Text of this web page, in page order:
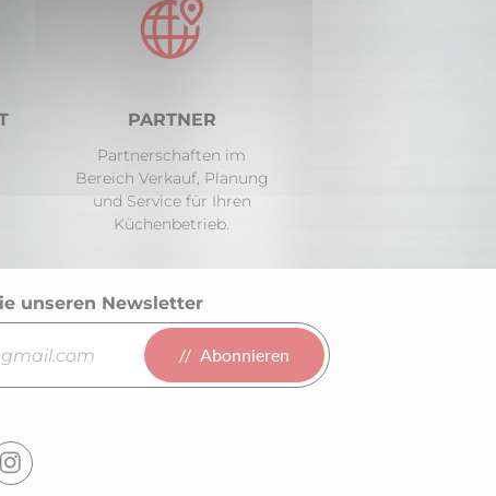
PARTNER
Partnerschaften im
Bereich Verkauf, Planung
und Service für Ihren
Küchenbetrieb.
unseren Newsletter
Abonnieren